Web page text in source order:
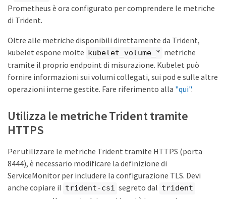
Prometheus è ora configurato per comprendere le metriche
di Trident.
Oltre alle metriche disponibili direttamente da Trident,
kubelet espone molte kubelet_volume_* metriche
tramite il proprio endpoint di misurazione. Kubelet può
fornire informazioni sui volumi collegati, sui pod e sulle altre
operazioni interne gestite. Fare riferimento alla "qui".
Utilizza le metriche Trident tramite
HTTPS
Per utilizzare le metriche Trident tramite HTTPS (porta
8444), è necessario modificare la definizione di
ServiceMonitor per includere la configurazione TLS. Devi
anche copiare il trident-csi segreto dal trident